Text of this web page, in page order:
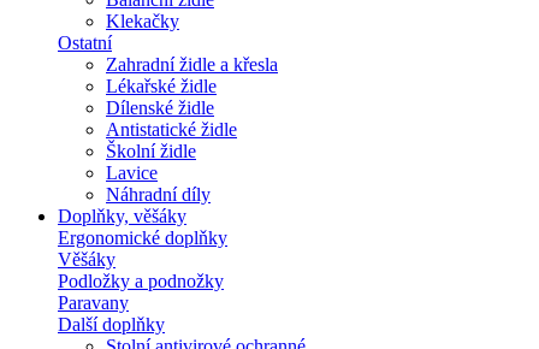
Klekačky
Ostatní
Zahradní židle a křesla
Lékařské židle
Dílenské židle
Antistatické židle
Školní židle
Lavice
Náhradní díly
Doplňky, věšáky
Ergonomické doplňky
Věšáky
Podložky a podnožky
Paravany
Další doplňky